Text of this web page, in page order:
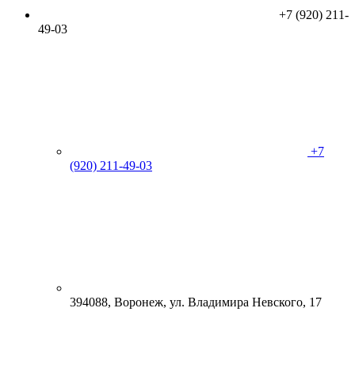
+7 (920) 211-
49-03
+7
(920) 211-49-03
394088, Воронеж, ул. Владимира Невского, 17